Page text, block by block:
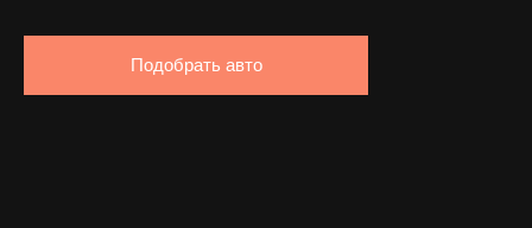
Подобрать авто